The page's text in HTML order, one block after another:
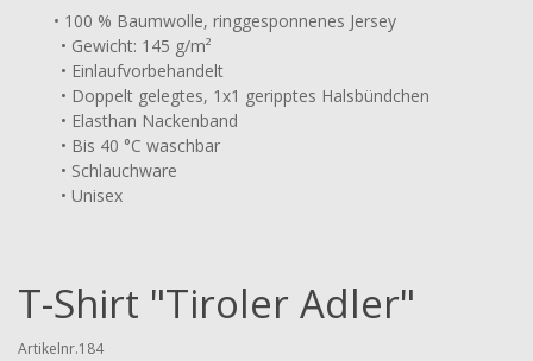
• 100 % Baumwolle, ringgesponnenes Jersey
• Gewicht: 145 g/m²
• Einlaufvorbehandelt
• Doppelt gelegtes, 1x1 geripptes Halsbündchen
• Elasthan Nackenband
• Bis 40 °C waschbar
• Schlauchware
• Unisex
T-Shirt "Tiroler Adler"
Artikelnr.184